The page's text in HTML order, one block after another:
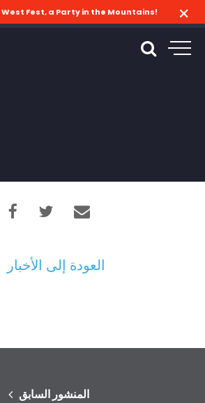
West Fest, a Party in the Mountains!
العودة إلى الأخبار
المنشور السابق